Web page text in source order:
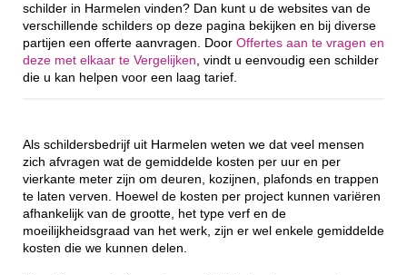
schilder in Harmelen vinden? Dan kunt u de websites van de
verschillende schilders op deze pagina bekijken en bij diverse
partijen een offerte aanvragen. Door Offertes aan te vragen en
deze met elkaar te Vergelijken , vindt u eenvoudig een schilder
die u kan helpen voor een laag tarief.
Als schildersbedrijf uit Harmelen weten we dat veel mensen
zich afvragen wat de gemiddelde kosten per uur en per
vierkante meter zijn om deuren, kozijnen, plafonds en trappen
te laten verven. Hoewel de kosten per project kunnen variëren
afhankelijk van de grootte, het type verf en de
moeilijkheidsgraad van het werk, zijn er wel enkele gemiddelde
kosten die we kunnen delen.